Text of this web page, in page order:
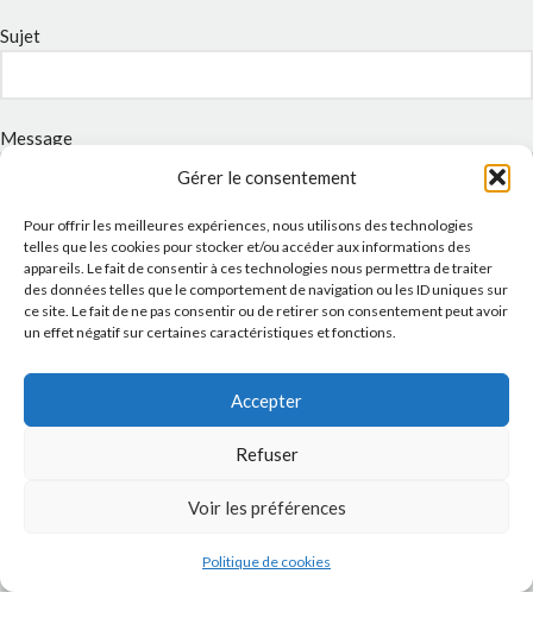
Gérer le consentement
Pour offrir les meilleures expériences, nous utilisons des technologies
telles que les cookies pour stocker et/ou accéder aux informations des
appareils. Le fait de consentir à ces technologies nous permettra de traiter
des données telles que le comportement de navigation ou les ID uniques sur
ce site. Le fait de ne pas consentir ou de retirer son consentement peut avoir
un effet négatif sur certaines caractéristiques et fonctions.
Accepter
Refuser
Voir les préférences
Politique de cookies
Sujet
Message
Politique de confidentialité